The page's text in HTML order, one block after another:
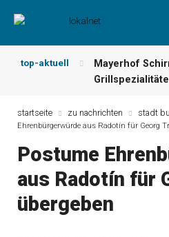
top-aktuell
Mayerhof
und mehr …
Der „deutsche
leserbriefe
Maxhütter
Nutzen Sie
startseite zu nachrichten stadt
Ehrenbürgerwürde aus Radotín für Georg
Postume
aus Radotín für
übergeben